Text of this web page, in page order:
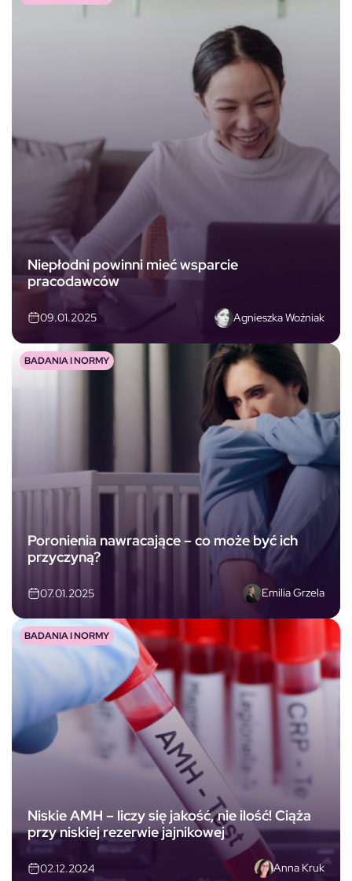
Niepłodni powinni mieć wsparcie
pracodawców
09.01.2025 Agnieszka Woźniak
Poronienia nawracające – co może być ich
przyczyną?
07.01.2025 Emilia Grzela
BADANIA I NORMY
Niskie AMH – liczy się jakość, nie ilość! Ciąża
przy niskiej rezerwie jajnikowej
02.12.2024 Anna Kruk
BADANIA I NORMY